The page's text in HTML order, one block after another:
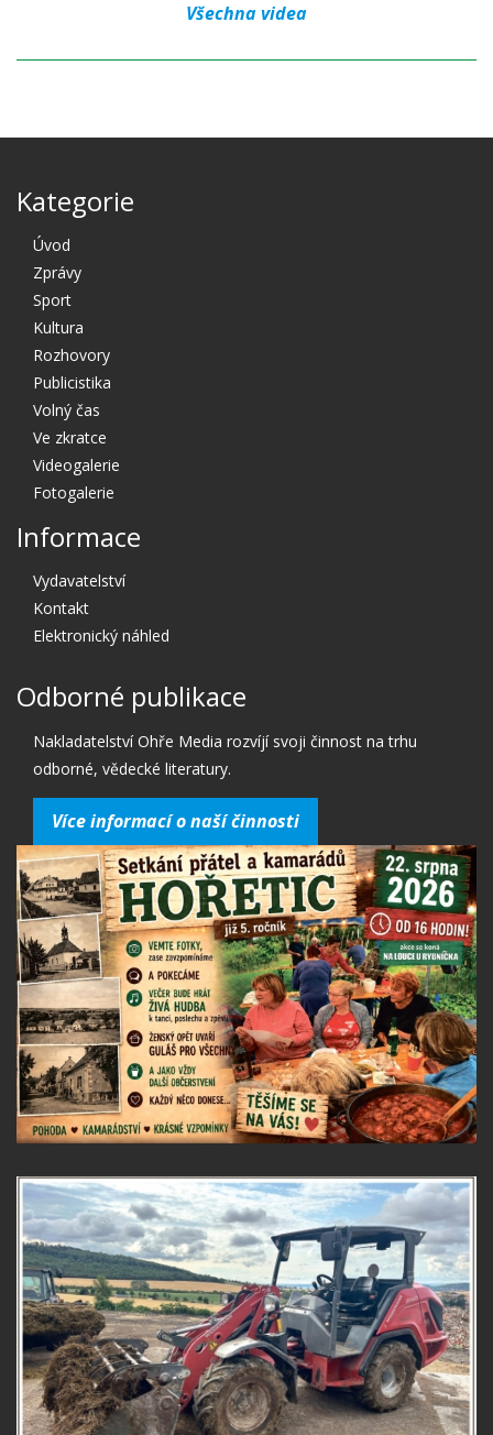
Všechna videa
Kategorie
Úvod
Zprávy
Sport
Kultura
Rozhovory
Publicistika
Volný čas
Ve zkratce
Videogalerie
Fotogalerie
Informace
Vydavatelství
Kontakt
Elektronický náhled
Odborné publikace
Nakladatelství Ohře Media rozvíjí svoji činnost na trhu
odborné, vědecké literatury.
Více informací o naší činnosti